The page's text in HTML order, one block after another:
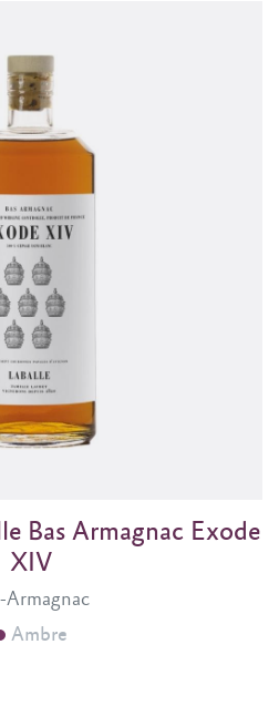
Armagnac
Bas Armagnac Exode
XIV
Ambre